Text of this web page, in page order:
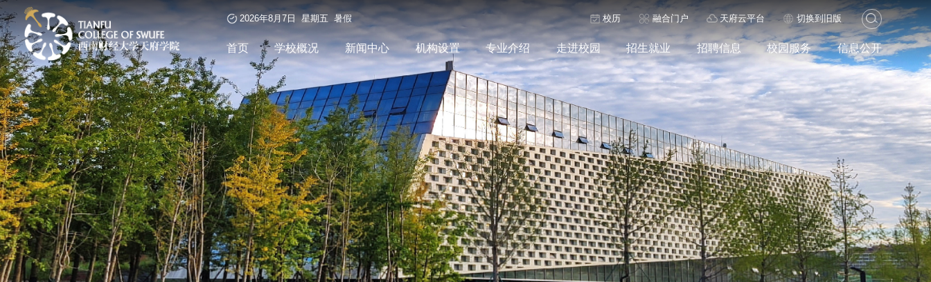
2026年8月7日 星期五 暑假 校历 融合门户 天府云平台 切换到旧版
首页 学校概况 新闻中心 机构设置 专业介绍 走进校园 招生就业 招聘信息 校园服务 信息公开